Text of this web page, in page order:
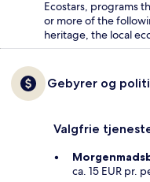
Ecostars, programs
or more of the
heritage, the local
Gebyrer og
Valgfrie
ca. 15 EUR pr.